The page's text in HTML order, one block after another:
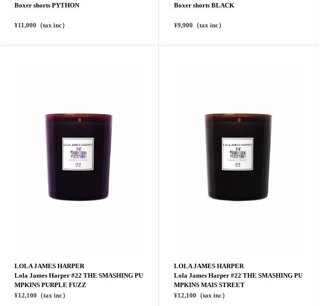
Boxer shorts PYTHON
¥11,000（tax inc）
Boxer shorts BLACK
¥9,900（tax inc）
LOLA JAMES HARPER
Lola James Harper #22 THE SMASHING PU
MPKINS PURPLE FUZZ
¥12,100（tax inc）
LOLA JAMES HARPER
Lola James Harper #22 THE SMASHING PU
MPKINS MAIS STREET
¥12,100（tax inc）